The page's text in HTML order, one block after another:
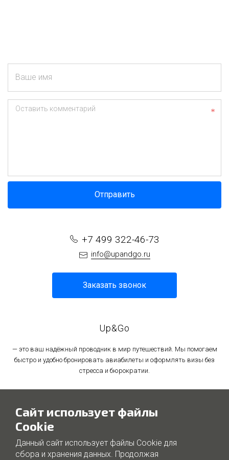
Ваше имя
Оставить комментарий
Отправить
+7 499 322-46-73
info@upandgo.ru
Заказать звонок
Up&Go
— это ваш надёжный проводник в мир путешествий. Мы помогаем
быстро и удобно бронировать авиабилеты и оформлять визы без
стресса и бюрократии.
Политика использования файлов cookie
Сайт использует файлы
Cookie
Данный сайт использует файлы Cookie для
сбора и хранения данных. Продолжая